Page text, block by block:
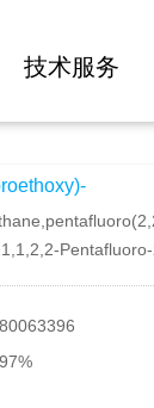
技术服务
80063396
97%